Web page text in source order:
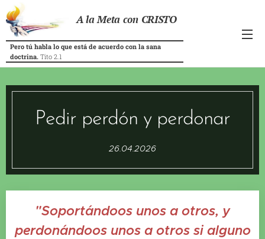
A la Meta con CRISTO
Pero tú habla lo que está de acuerdo con la sana
doctrina. Tito 2.1
Pedir perdón y perdonar
26.04.2026
"Soportándoos unos a otros, y
perdonándoos unos a otros si alguno